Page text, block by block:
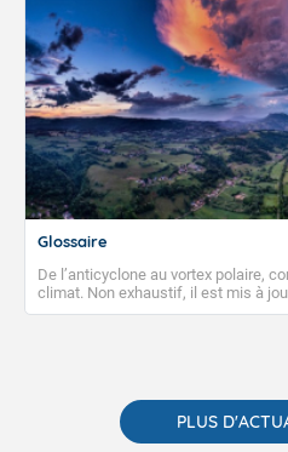
Glossaire
De l’anticyclone au vortex polaire,
climat. Non exhaustif, il est mis à
publications. Vous y trouverez
PLUS